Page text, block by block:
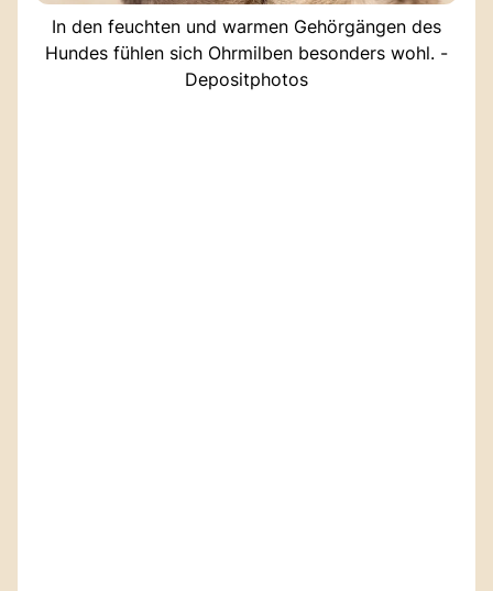
In den feuchten und warmen Gehörgängen des
Hundes fühlen sich Ohrmilben besonders wohl. -
Depositphotos